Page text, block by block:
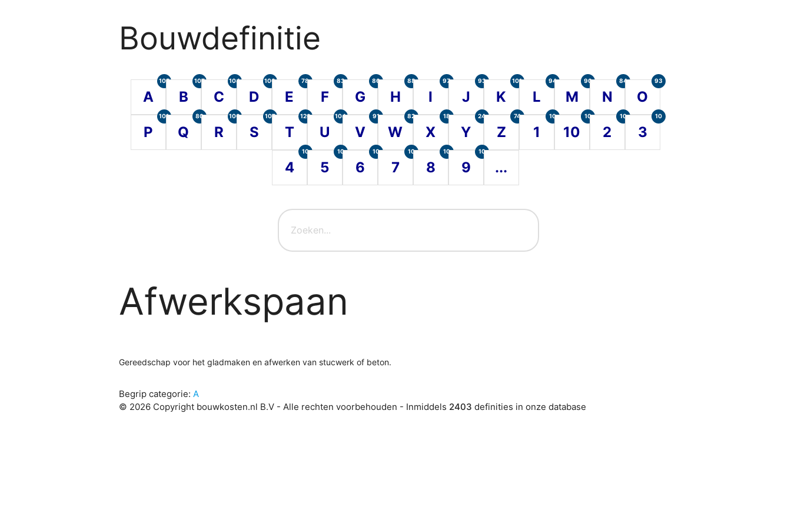
Bouwdefinitie
A
105
B
107
C
104
D
100
E
78
F
83
G
86
H
88
I
97
J
93
K
101
L
94
M
90
N
84
O
93
P
101
Q
80
R
100
S
107
T
120
U
104
V
91
W
82
X
18
Y
24
Z
74
1
10
10
10
2
10
3
10
4
10
5
10
6
10
7
10
8
10
9
10
...
Afwerkspaan
Gereedschap voor het gladmaken en afwerken van stucwerk of beton.
Begrip categorie: A
© 2026 Copyright bouwkosten.nl B.V - Alle rechten voorbehouden - Inmiddels 2403 definities in onze database